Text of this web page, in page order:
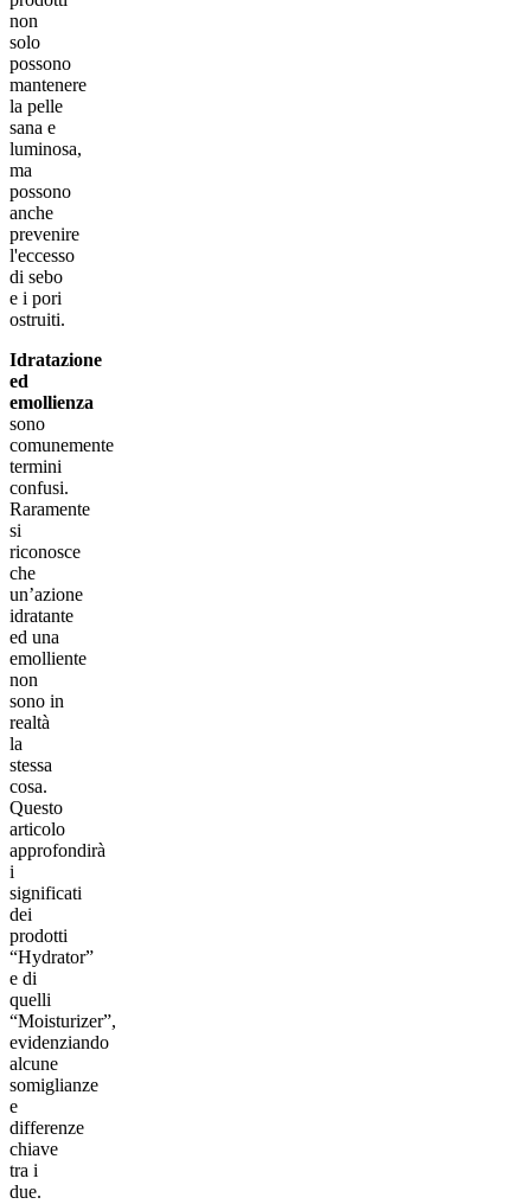
non
solo
possono
mantenere
la pelle
sana e
luminosa,
ma
possono
anche
prevenire
l'eccesso
di sebo
e i pori
ostruiti.
Idratazione
ed
emollienza
sono
comunemente
termini
confusi.
Raramente
si
riconosce
che
un’azione
idratante
ed una
emolliente
non
sono in
realtà
la
stessa
cosa.
Questo
articolo
approfondirà
i
significati
dei
prodotti
“Hydrator”
e di
quelli
“Moisturizer”,
evidenziando
alcune
somiglianze
e
differenze
chiave
tra i
due.